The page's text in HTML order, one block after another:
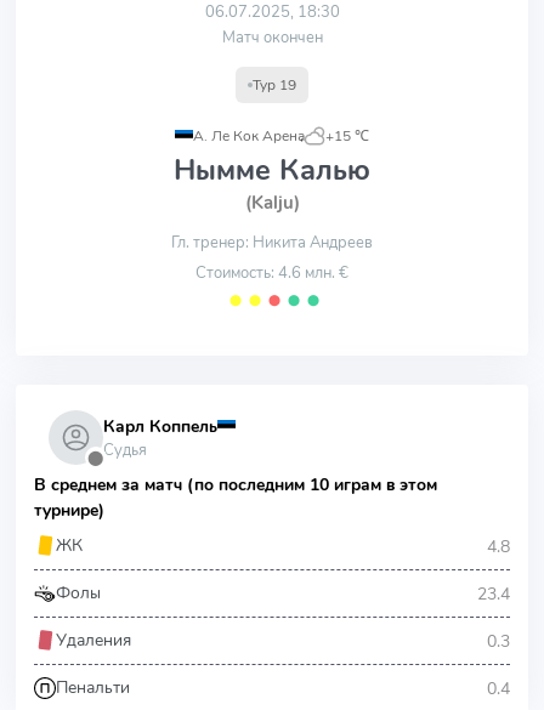
06.07.2025, 18:30
Матч окончен
Тур 19
А. Ле Кок Арена
, +15 ℃
Нымме Калью
(Kalju)
Гл. тренер: Никита Андреев
Стоимость: 4.6 млн. €
⬤ ⬤ ⬤ ⬤ ⬤
⬤
Карл Коппель
Судья
В среднем за матч (по последним 10 играм в этом
турнире)
ЖК
4.8
Фолы 23.4
Удаления 0.3
Пенальти 0.4